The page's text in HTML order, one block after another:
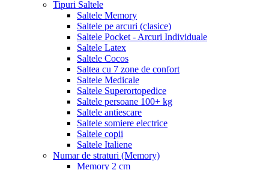
Tipuri Saltele
Saltele Memory
Saltele pe arcuri (clasice)
Saltele Pocket - Arcuri Individuale
Saltele Latex
Saltele Cocos
Saltea cu 7 zone de confort
Saltele Medicale
Saltele Superortopedice
Saltele persoane 100+ kg
Saltele antiescare
Saltele somiere electrice
Saltele copii
Saltele Italiene
Numar de straturi (Memory)
Memory 2 cm